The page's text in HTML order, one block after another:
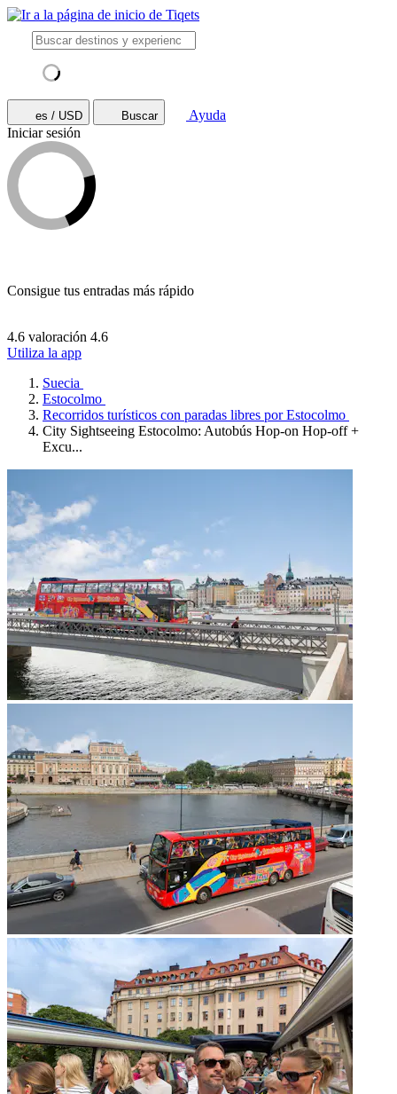
es / USD Buscar
Ayuda
Iniciar sesión
Consigue tus entradas más rápido
4.6 valoración 4.6
Utiliza la app
Suecia
Estocolmo
Recorridos turísticos con paradas libres por Estocolmo
City Sightseeing Estocolmo: Autobús Hop-on Hop-off +
Excu...